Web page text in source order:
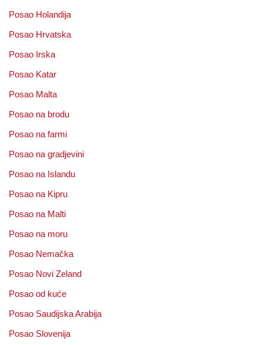
Posao Holandija
Posao Hrvatska
Posao Irska
Posao Katar
Posao Malta
Posao na brodu
Posao na farmi
Posao na gradjevini
Posao na Islandu
Posao na Kipru
Posao na Malti
Posao na moru
Posao Nemačka
Posao Novi Zeland
Posao od kuće
Posao Saudijska Arabija
Posao Slovenija